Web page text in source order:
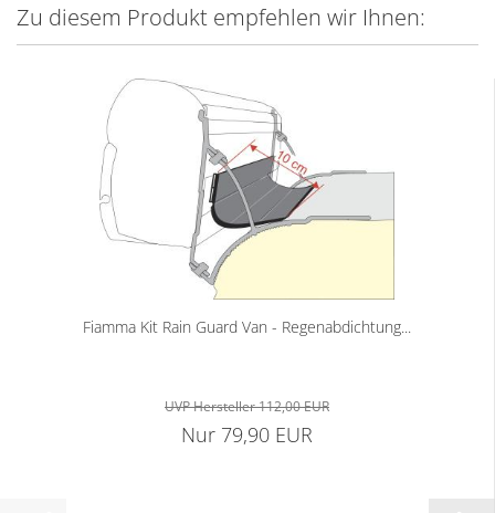
Zu diesem Produkt empfehlen wir Ihnen:
Fiamma Kit Rain Guard Van - Regenabdichtung...
UVP Hersteller 112,00 EUR
Nur 79,90 EUR